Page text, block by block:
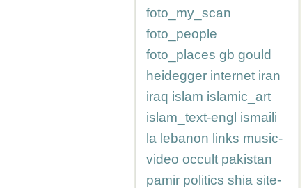
foto_my_scan
foto_people
foto_places gb gould
heidegger internet iran
iraq islam islamic_art
islam_text-engl ismaili
la lebanon links music-
video occult pakistan
pamir politics shia site-